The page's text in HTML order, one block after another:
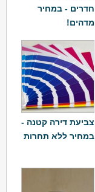
חדרים - במחיר
מדהים!
צביעת דירה קטנה -
במחיר ללא תחרות